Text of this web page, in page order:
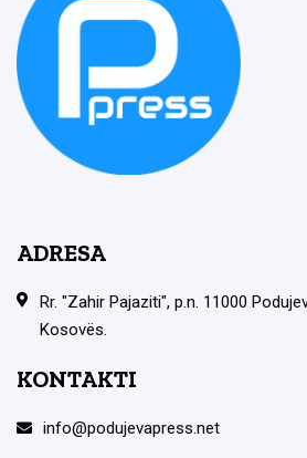
ADRESA
Rr. "Zahir Pajaziti", p.n. 11000
Kosovës.
KONTAKTI
info@podujevapress.net